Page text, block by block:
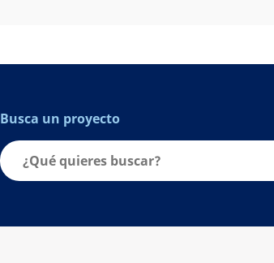
Busca un proyecto